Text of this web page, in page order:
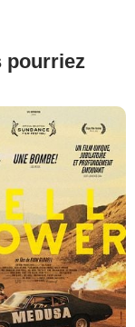
pourriez